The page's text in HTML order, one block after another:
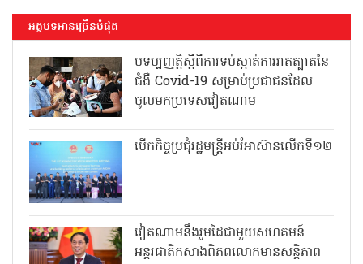
អត្ថបទអានច្រើនបំផុត
បទប្បញ្ញត្តិស្តីពីការទប់ស្កាត់ការរាតត្បាតនៃ
ជំងឺ Covid-19 សម្រាប់ប្រជាជនដែល
ចូលមកប្រទេសវៀតណាម
បើកកិច្ចប្រជុំរដ្ឋមន្ត្រីអប់រំអាស៊ានលើកទី១២
វៀតណាមនឹងរួមដៃជាមួយសហគមន៍
អន្តរជាតិកសាងពិភពលោកមានសន្តិភាព